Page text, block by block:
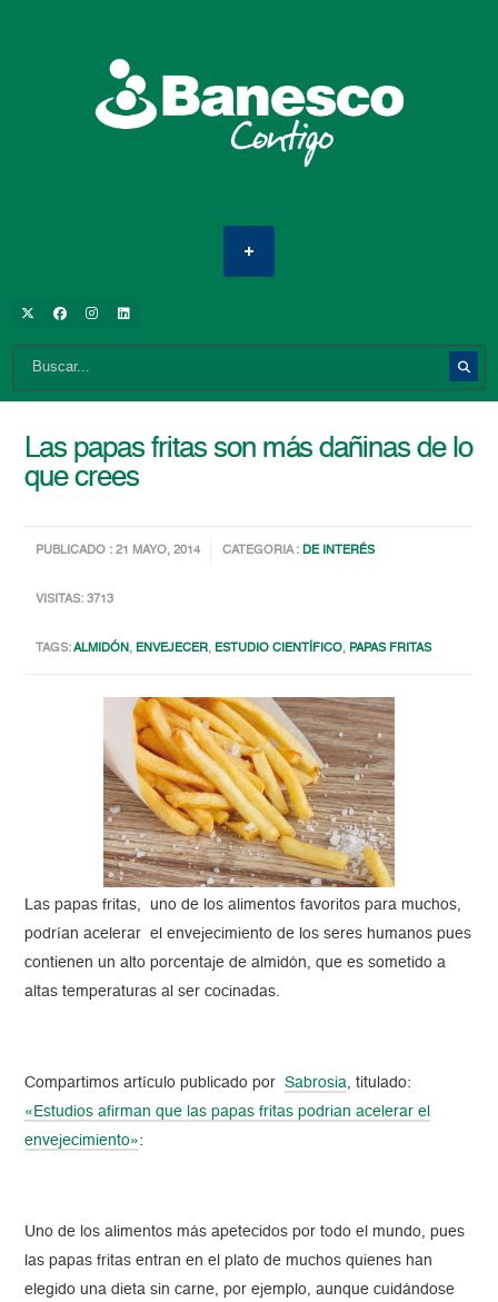
Las papas fritas son más dañinas de lo
que crees
PUBLICADO : 21 MAYO, 2014 CATEGORIA :DE INTERÉS
VISITAS: 3713
TAGS:ALMIDÓN, ENVEJECER, ESTUDIO CIENTÍFICO, PAPAS FRITAS
Las papas fritas, uno de los alimentos favoritos para muchos,
podrían acelerar el envejecimiento de los seres humanos pues
contienen un alto porcentaje de almidón, que es sometido a
altas temperaturas al ser cocinadas.
Compartimos artículo publicado porSabrosia, titulado:
«Estudios afirman que las papas fritas podrian acelerar el
envejecimiento»:
Uno de los alimentos más apetecidos por todo el mundo, pues
las papas fritas entran en el plato de muchos quienes han
elegido una dieta sin carne, por ejemplo, aunque cuidándose